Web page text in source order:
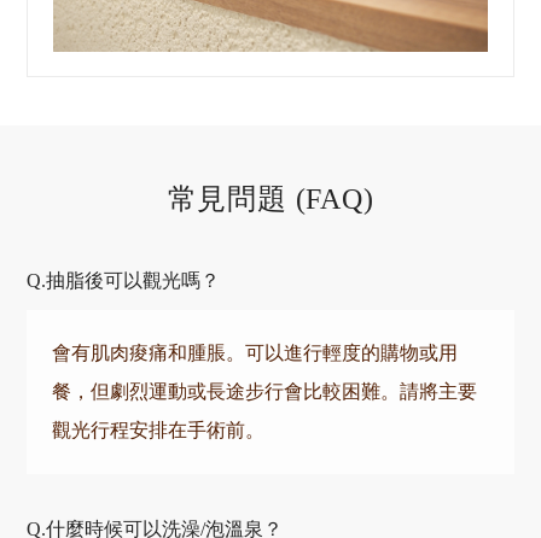
常見問題 (FAQ)
抽脂後可以觀光嗎？
會有肌肉痠痛和腫脹。可以進行輕度的購物或用
餐，但劇烈運動或長途步行會比較困難。請將主要
觀光行程安排在手術前。
什麼時候可以洗澡/泡溫泉？